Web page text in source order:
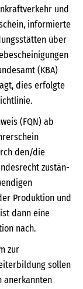
und
informierte
über
(KBA)
dies erfolgte
(FQN) ab
den/die
zustän­
Produktion und
dann eine
nach.
zur
sollen
anerkannten